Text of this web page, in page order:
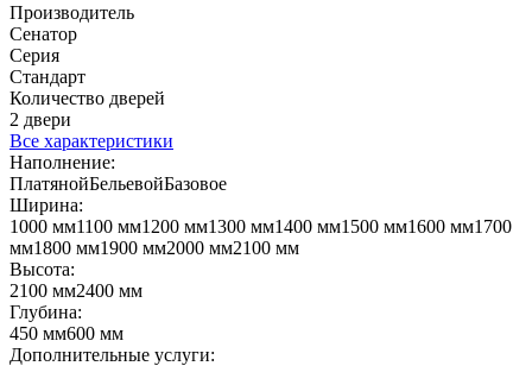
Производитель
Сенатор
Серия
Стандарт
Количество дверей
2 двери
Все характеристики
Наполнение:
ПлатянойБельевойБазовое
Ширина:
1000 мм1100 мм1200 мм1300 мм1400 мм1500 мм1600 мм1700
мм1800 мм1900 мм2000 мм2100 мм
Высота:
2100 мм2400 мм
Глубина:
450 мм600 мм
Дополнительные услуги: